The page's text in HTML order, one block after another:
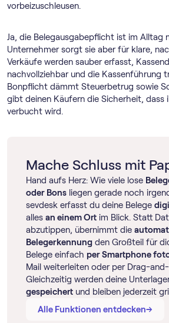
vorbeizuschleusen.
Ja, die Belegausgabepflicht ist im Alltag
Unternehmer sorgt sie aber für klare,
Verkäufe werden sauber erfasst,
nachvollziehbar und die Kassenführung
Bonpflicht dämmt Steuerbetrug sowie
gibt deinen Käufern die Sicherheit, dass
verbucht wird.
Mache Schluss mit
Hand aufs Herz: Wie viele lose
oder Bons liegen gerade noch
sevdesk erfasst du deine Belege
alles an einem Ort im Blick. Statt
abzutippen, übernimmt die
Belegerkennung den Großteil für
Belege einfach per Smartphone
Mail weiterleiten oder per Drag-
Gleichzeitig werden deine
gespeichert und bleiben jederzeit
Alle Funktionen entdecken→
→